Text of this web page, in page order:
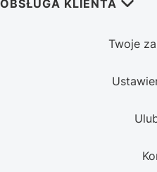
OBSŁUGA KLIENTA
Twoje